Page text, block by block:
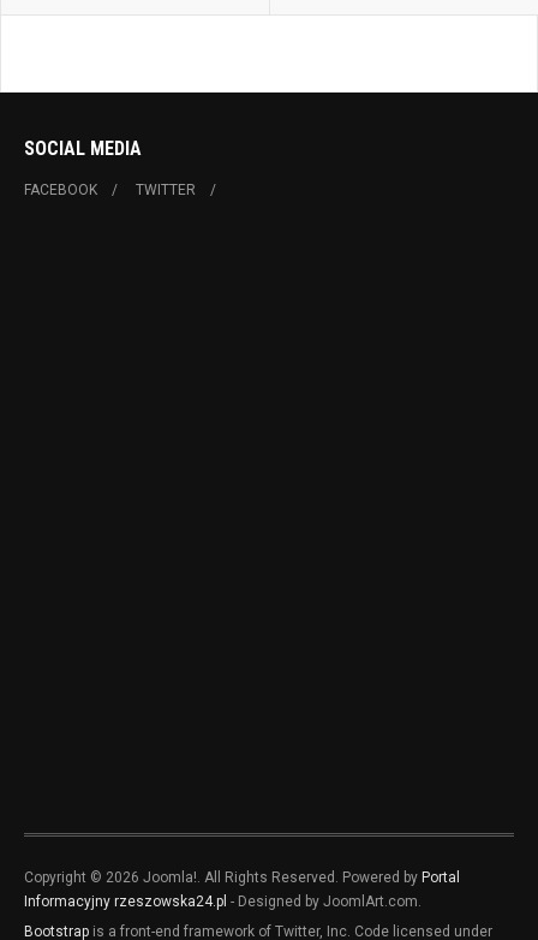
SOCIAL MEDIA
FACEBOOK TWITTER
Copyright © 2026 Joomla!. All Rights Reserved. Powered by Portal
Informacyjny rzeszowska24.pl - Designed by JoomlArt.com.
Bootstrap is a front-end framework of Twitter, Inc. Code licensed under